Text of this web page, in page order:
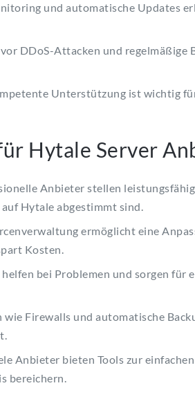
und automatische Updates
DDoS-Attacken und regelmäßige
Unterstützung ist wichtig
Hytale Server
Anbieter stellen
Hytale abgestimmt sind.
ermöglicht eine
Kosten.
bei Problemen und sorgen für
wie Firewalls und automatische
Anbieter bieten Tools zur
bereichern.